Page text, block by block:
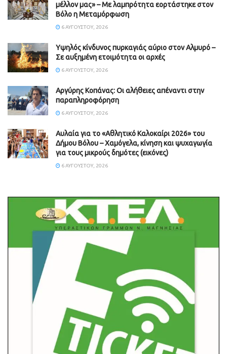
μέλλον μας» – Με λαμπρότητα εορτάστηκε στον
Βόλο η Μεταμόρφωση
6 ΑΥΓΟΎΣΤΟΥ, 2026
Υψηλός κίνδυνος πυρκαγιάς αύριο στον Αλμυρό –
Σε αυξημένη ετοιμότητα οι αρχές
6 ΑΥΓΟΎΣΤΟΥ, 2026
Aργύρης Κοπάνας: Οι αλήθειες απέναντι στην
παραπληροφόρηση
6 ΑΥΓΟΎΣΤΟΥ, 2026
Αυλαία για το «Αθλητικό Καλοκαίρι 2026» του
Δήμου Βόλου – Χαμόγελα, κίνηση και ψυχαγωγία
για τους μικρούς δημότες (εικόνες)
6 ΑΥΓΟΎΣΤΟΥ, 2026